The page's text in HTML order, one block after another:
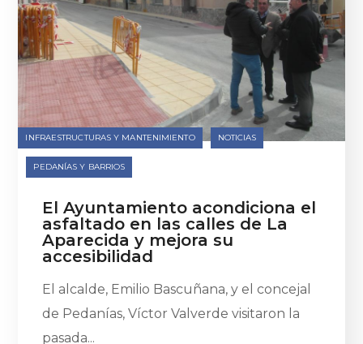
INFRAESTRUCTURAS Y MANTENIMIENTO NOTICIAS
PEDANÍAS Y BARRIOS
El Ayuntamiento acondiciona el
asfaltado en las calles de La
Aparecida y mejora su
accesibilidad
El alcalde, Emilio Bascuñana, y el concejal
de Pedanías, Víctor Valverde visitaron la
pasada...